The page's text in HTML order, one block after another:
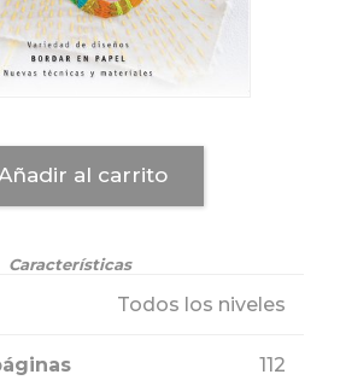
al carrito
Características
Todos los niveles
112